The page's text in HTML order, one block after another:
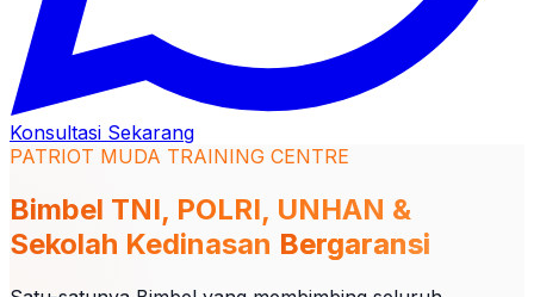
Konsultasi Sekarang
PATRIOT MUDA TRAINING CENTRE
Bimbel TNI, POLRI, UNHAN &
Sekolah Kedinasan Bergaransi